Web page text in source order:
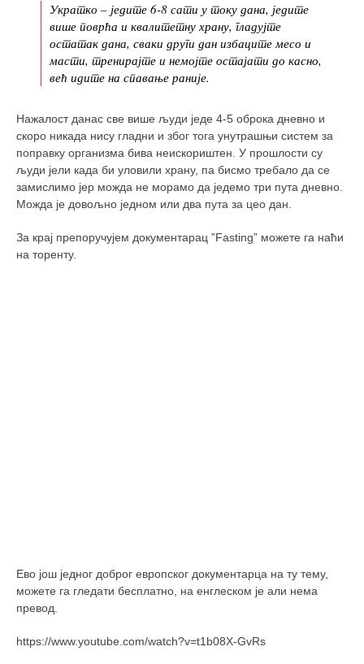
Укратко – једите 6-8 сати у току дана, једите
више поврћа и квалитетну храну, гладујте
остатак дана, сваки други дан избаците месо и
масти, тренирајте и немојте остајати до касно,
већ идите на спавање раније.
Нажалост данас све више људи једе 4-5 оброка дневно и
скоро никада нису гладни и због тога унутрашњи систем за
поправку организма бива неискориштен. У прошлости су
људи јели када би уловили храну, па бисмо требало да се
замислимо јер можда не морамо да једемо три пута дневно.
Можда је довољно једном или два пута за цео дан.
За крај препоручујем документарац ”Fasting” можете га наћи
на торенту.
Ево још једног доброг европског документарца на ту тему,
можете га гледати бесплатно, на енглеском је али нема
превод.
https://www.youtube.com/watch?v=t1b08X-GvRs